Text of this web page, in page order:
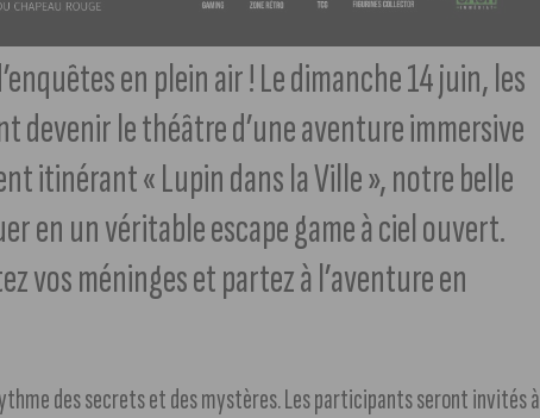
en plein air ! Le dimanche 14 juin, les
devenir le théâtre d’une aventure immersive
itinérant « Lupin dans la Ville », notre belle
en un véritable escape game à ciel ouvert.
vos méninges et partez à l’aventure en
des secrets et des mystères. Les participants seront invités à